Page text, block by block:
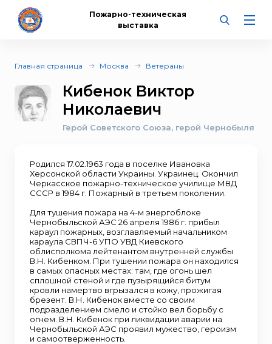
Пожарно-техническая
выставка
Главная страница Москва Ветераны
Кибенок Виктор
Николаевич
Герой Советского Союза, герой Чернобыля
Родился 17.02.1963 года в поселке Ивановка
Херсонской области Украины. Украинец. Окончил
Черкасское пожарно-техническое училище МВД
СССР в 1984 г. Пожарный в третьем поколении.
Для тушения пожара на 4-м энергоблоке
Чернобыльской АЭС 26 апреля 1986 г. прибыл
караул пожарных, возглавляемый начальником
караула СВПЧ-6 УПО УВД Киевского
облисполкома лейтенантом внутренней службы
В.Н. Кибенком. При тушении пожара он находился
в самых опасных местах: там, где огонь шел
сплошной стеной и где пузырящийся битум
кровли намертво вгрызался в кожу, прожигая
брезент. В.Н. Кибенок вместе со своим
подразделением смело и стойко вел борьбу с
огнем. В.Н. Кибенок при ликвидации аварии на
Чернобыльской АЭС проявил мужество, героизм
и самоотверженность.